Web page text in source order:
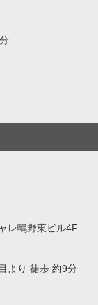
レ鴫野東ビル4F
より 徒歩 約9分